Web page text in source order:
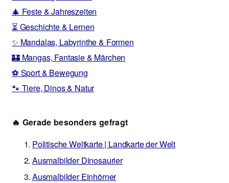
🎄 Feste & Jahreszeiten
⏳ Geschichte & Lernen
✨ Mandalas, Labyrinthe & Formen
🏰 Mangas, Fantasie & Märchen
⚽ Sport & Bewegung
🐾 Tiere, Dinos & Natur
🔥 Gerade besonders gefragt
Politische Weltkarte | Landkarte der Welt
Ausmalbilder Dinosaurier
Ausmalbilder Einhörner